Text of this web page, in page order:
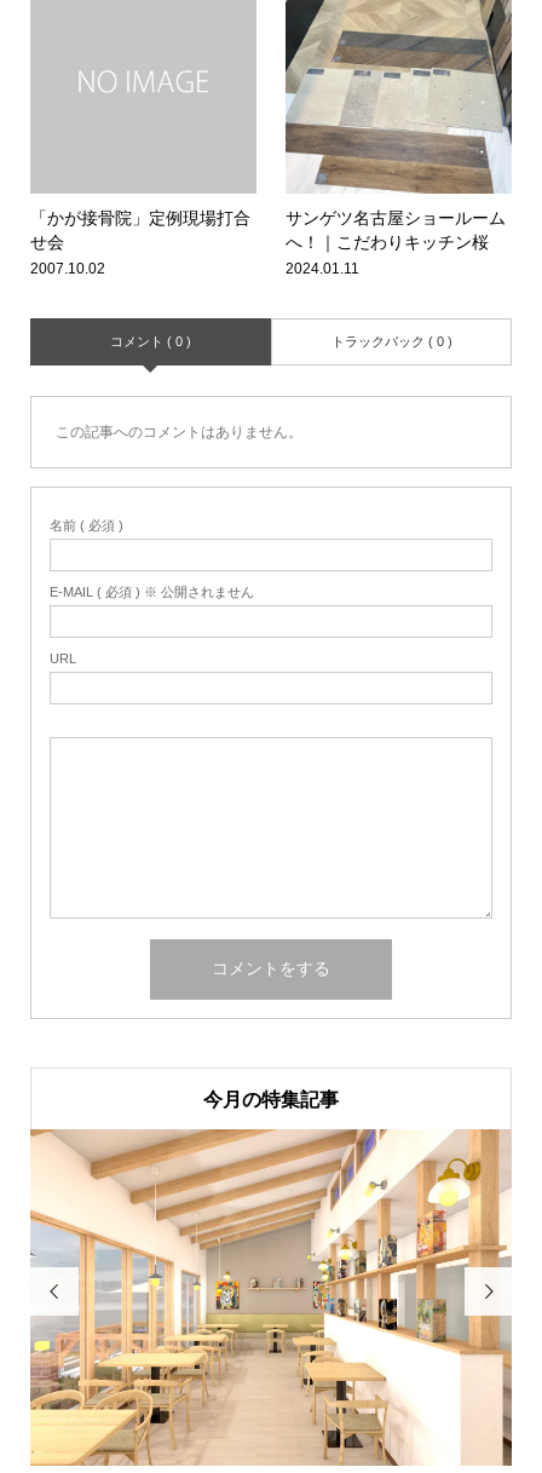
「かが接骨院」定例現場打合
せ会
2007.10.02
サンゲツ名古屋ショールーム
へ！｜こだわりキッチン桜
2024.01.11
コメント ( 0 ) トラックバック ( 0 )
この記事へのコメントはありません。
名前 ( 必須 )
E-MAIL ( 必須 ) ※ 公開されません
URL
今月の特集記事
 